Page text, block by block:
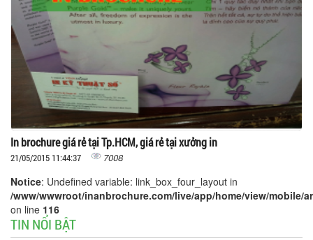
In brochure giá rẻ tại Tp.HCM, giá rẻ tại xưởng in
21/05/2015 11:44:37 7008
Notice: Undefined variable: link_box_four_layout in
/www/wwwroot/inanbrochure.com/live/app/home/view/mobile/
on line 116
TIN NỔI BẬT